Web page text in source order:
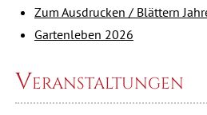
Zum Ausdrucken / Blättern
Gartenleben 2026
Veranstaltungen